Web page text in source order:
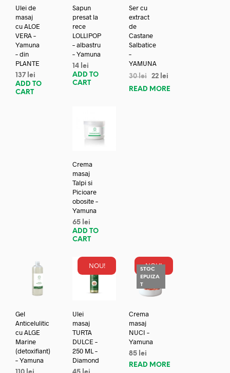
Ulei de
masaj
cu ALOE
VERA –
Yamuna
– din
PLANTE
137 lei
ADD TO
CART
Sapun
presat la
rece
LOLLIPOP
– albastru
– Yamuna
14 lei
ADD TO
CART
Ser cu
extract
de
Castane
Salbatice
–
YAMUNA
30lei 22 lei
READ MORE
Crema
masaj
Talpi si
Picioare
obosite –
Yamuna
65 lei
ADD TO
CART
Gel
Anticelulitic
cu ALGE
Marine
(detoxifiant)
– Yamuna
NOU!
Ulei
masaj
TURTA
DULCE –
250 ML –
Diamond
NOU!
STOC
EPUIZA
T
Crema
masaj
NUCI –
Yamuna
85 lei
READ MORE